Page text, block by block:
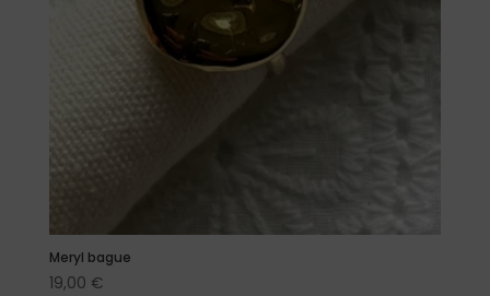
Meryl bague
19,00 €